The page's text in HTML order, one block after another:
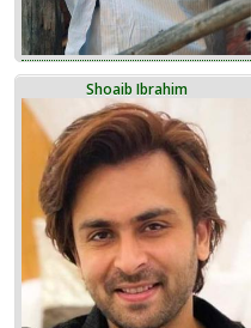
Shoaib Ibrahim